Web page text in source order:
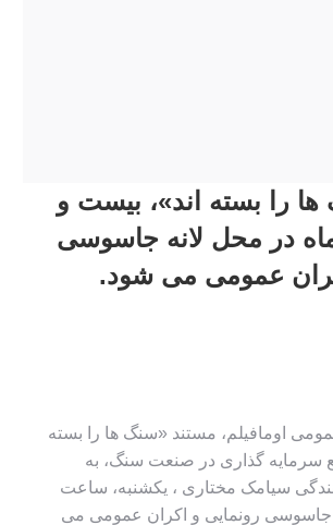
را بسته اند»، بیست و
در محل لانه جاسوسی
عمومی می شود.
اومافیلم، مستند «سنگ ها را بسته
سرمایه گذاری در صنعت سنگ، به
سیامک مختاری ، یکشنبه، ساعت
جاسوسی رونمایی و اکران عمومی می